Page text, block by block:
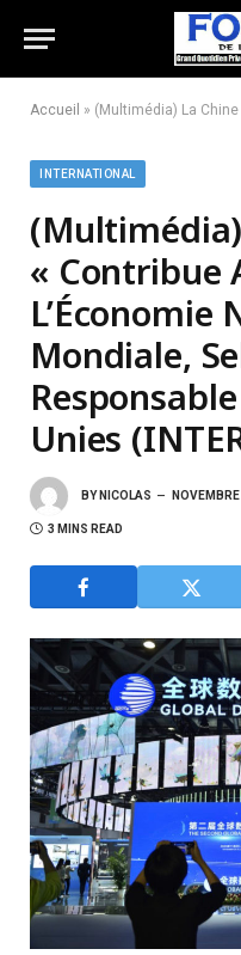
Accueil » (Multimédia) La Chine « Contribue Activement » À
INTERNATIONAL
« Contribue
L’Économie
Mondiale,
Unies
BY NICOLAS
3 MINS READ